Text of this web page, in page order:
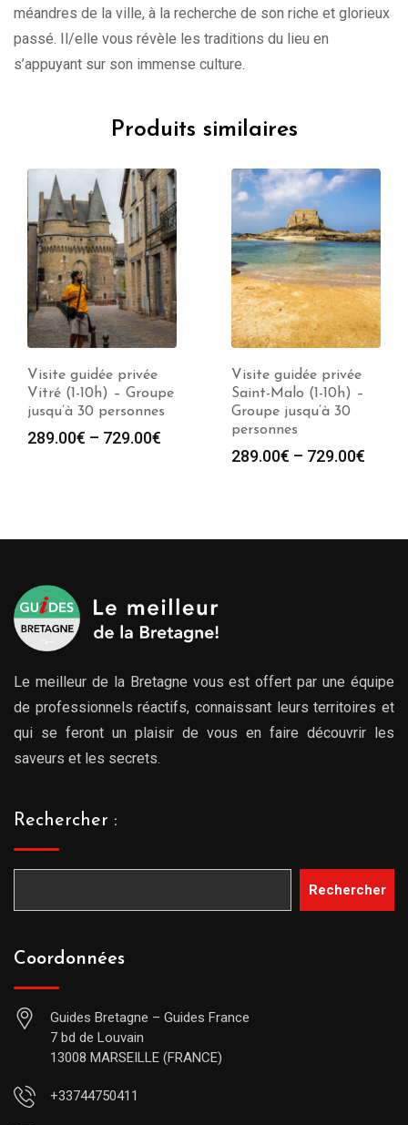
méandres de la ville, à la recherche de son riche et glorieux
passé. Il/elle vous révèle les traditions du lieu en
s’appuyant sur son immense culture.
Produits similaires
Visite guidée privée
Vitré (1-10h) – Groupe
jusqu’à 30 personnes
289.00€ – 729.00€
Visite guidée privée
Saint-Malo (1-10h) –
Groupe jusqu’à 30
personnes
289.00€ – 729.00€
Le meilleur de la Bretagne vous est offert par une équipe
de professionnels réactifs, connaissant leurs territoires et
qui se feront un plaisir de vous en faire découvrir les
saveurs et les secrets.
Rechercher :
Rechercher
Coordonnées
Guides Bretagne – Guides France
7 bd de Louvain
13008 MARSEILLE (FRANCE)
+33744750411